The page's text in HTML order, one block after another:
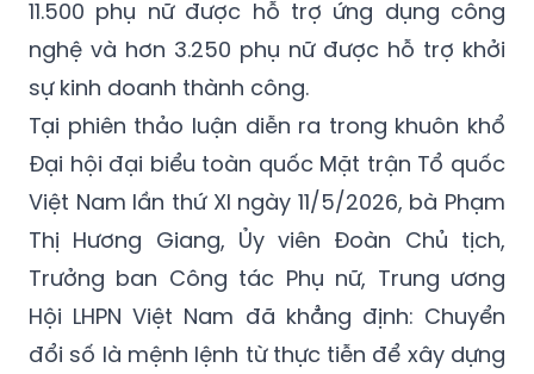
11.500 phụ nữ được hỗ trợ ứng dụng công
nghệ và hơn 3.250 phụ nữ được hỗ trợ khởi
sự kinh doanh thành công.
Tại phiên thảo luận diễn ra trong khuôn khổ
Đại hội đại biểu toàn quốc Mặt trận Tổ quốc
Việt Nam lần thứ XI ngày 11/5/2026, bà Phạm
Thị Hương Giang, Ủy viên Đoàn Chủ tịch,
Trưởng ban Công tác Phụ nữ, Trung ương
Hội LHPN Việt Nam đã khẳng định: Chuyển
đổi số là mệnh lệnh từ thực tiễn để xây dựng